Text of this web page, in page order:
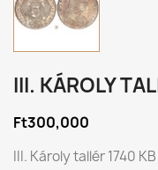
III. KÁROLY
Ft300,000
III. Károly tallér 1740